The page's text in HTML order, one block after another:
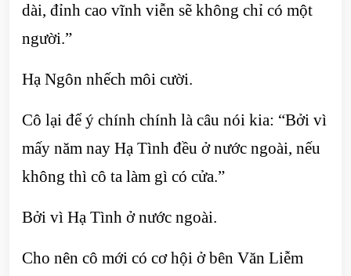
dài, đỉnh cao vĩnh viễn sẽ không chỉ có một
người.”
Hạ Ngôn nhếch môi cười.
Cô lại để ý chính chính là câu nói kia: “Bởi vì
mấy năm nay Hạ Tình đều ở nước ngoài, nếu
không thì cô ta làm gì có cửa.”
Bởi vì Hạ Tình ở nước ngoài.
Cho nên cô mới có cơ hội ở bên Văn Liễm